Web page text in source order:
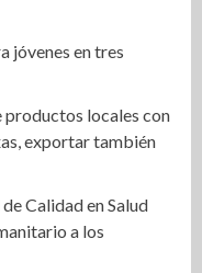
jóvenes en tres
productos locales con
exportar también
Calidad en Salud
a los